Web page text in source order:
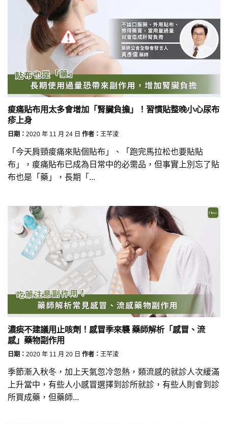
痠痛貼布用太多會增加「腎臟負擔」！習慣貼整晚小心尿布
疹上身
日期： 2020 年 11 月 24 日 作者： 王芊淩
「今天肩頸痠痛來貼個貼布」、「跑完馬拉松也要貼貼
布」，痠痛貼布已成為日常中的必需品，但事實上別忘了貼
布也是「藥」，長期「...
濃痰不建議用止咳劑！感冒季來襲 藥師解析「感冒、流
感」藥物副作用
日期： 2020 年 11 月 20 日 作者： 王芊淩
季節漸入秋冬，加上天氣忽冷忽熱，類流感的就診人次緩滿
上升當中，有些人小感冒選擇到診所就診，有些人則會到診
所買成藥，但藥師...